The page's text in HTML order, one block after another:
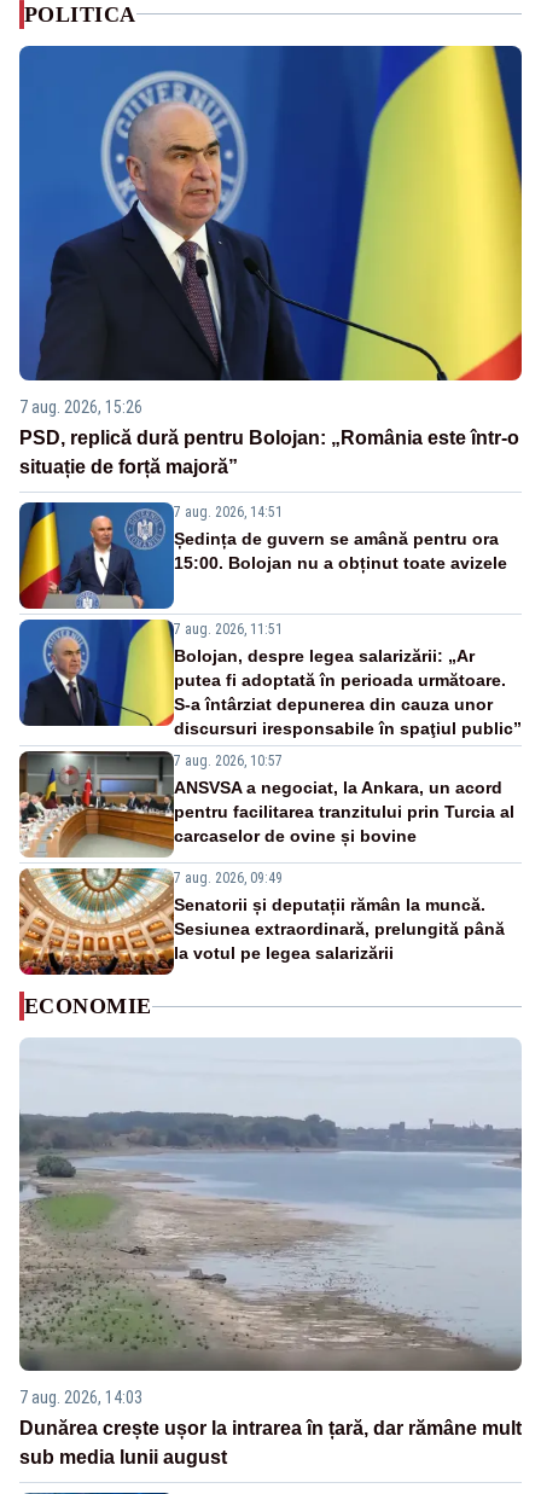
POLITICA
7 aug. 2026, 15:26
PSD, replică dură pentru Bolojan: „România este într-o
situație de forță majoră”
7 aug. 2026, 14:51
Ședința de guvern se amână pentru ora
15:00. Bolojan nu a obținut toate avizele
7 aug. 2026, 11:51
Bolojan, despre legea salarizării: „Ar
putea fi adoptată în perioada următoare.
S-a întârziat depunerea din cauza unor
discursuri iresponsabile în spaţiul public”
7 aug. 2026, 10:57
ANSVSA a negociat, la Ankara, un acord
pentru facilitarea tranzitului prin Turcia al
carcaselor de ovine și bovine
7 aug. 2026, 09:49
Senatorii și deputații rămân la muncă.
Sesiunea extraordinară, prelungită până
la votul pe legea salarizării
ECONOMIE
7 aug. 2026, 14:03
Dunărea crește ușor la intrarea în țară, dar rămâne mult
sub media lunii august